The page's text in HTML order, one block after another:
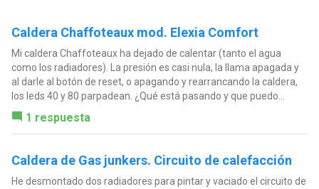
Caldera Chaffoteaux mod. Elexia Comfort
Mi caldera Chaffoteaux ha dejado de calentar (tanto el agua
como los radiadores). La presión es casi nula, la llama apagada y
al darle al botón de reset, o apagando y rearrancando la caldera,
los leds 40 y 80 parpadean. ¿Qué está pasando y que puedo...
1 respuesta
Caldera de Gas junkers. Circuito de calefacción
He desmontado dos radiadores para pintar y vaciado el circuito de